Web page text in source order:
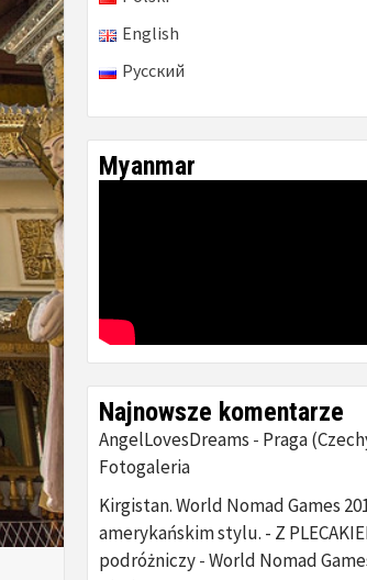
English
Русский
Myanmar
Najnowsze komentarze
AngelLovesDreams - Praga
Fotogaleria
Kirgistan. World Nomad Games
amerykańskim stylu. - Z
podróżniczy - World Nomad